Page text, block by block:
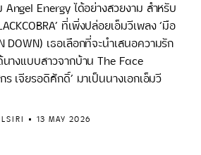
Energy ได้อย่างสวยงาม สำหรับ
ที่เพิ่งปล่อยเอ็มวีเพลง ‘มือ
DOWN) เธอเลือกที่จะนำเสนอความรัก
นางแบบสาวจากบ้าน The Face
เจียรอดิศักดิ์’ มาเป็นนางเอกเอ็มวี
13 MAY 2026